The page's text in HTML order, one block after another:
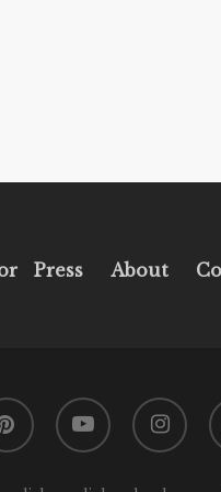
Press About
youtube instagram